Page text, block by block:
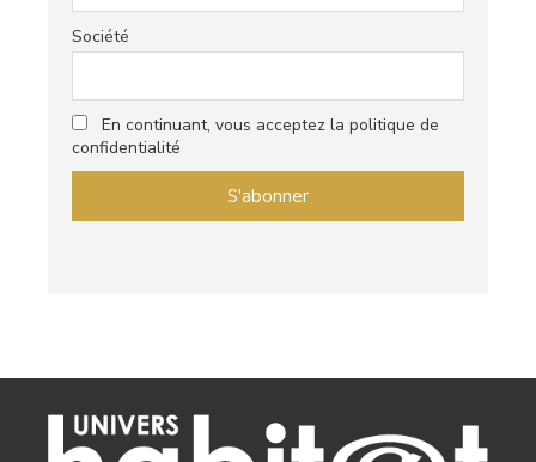
Société
En continuant, vous acceptez la politique de
confidentialité